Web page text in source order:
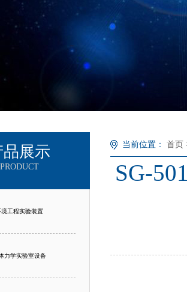
品展示
PRODUCT
境工程实验装置
力学实验室设备
当前位置： 首页
SG-